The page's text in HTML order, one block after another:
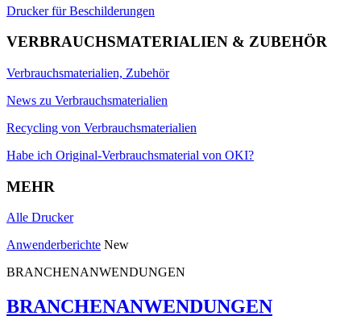
Drucker für Beschilderungen
VERBRAUCHSMATERIALIEN & ZUBEHÖR
Verbrauchsmaterialien, Zubehör
News zu Verbrauchsmaterialien
Recycling von Verbrauchsmaterialien
Habe ich Original-Verbrauchsmaterial von OKI?
MEHR
Alle Drucker
Anwenderberichte New
BRANCHENANWENDUNGEN
BRANCHENANWENDUNGEN